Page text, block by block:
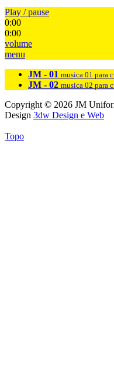
Play / pause
0:00
0:00
volume
menu
JM - 01 musica 01 para
JM - 02 musica 02 para
Copyright © 2026 JM
Design 3dw Design e Web
Topo